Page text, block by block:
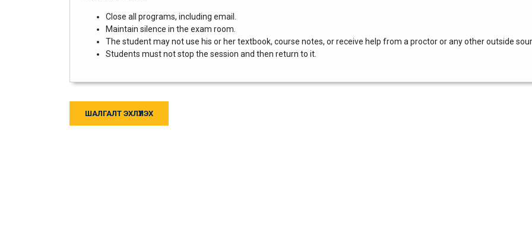
Close all programs, including email.
Maintain silence in the exam room.
The student may not use his or her textbook, course notes, or receive help from a proctor or any other outside
Students must not stop the session and then return to it.
ШАЛГАЛТ ЭХЛҮҮЛЭХ